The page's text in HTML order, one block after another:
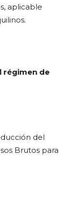
aplicable
régimen de
del
Brutos para